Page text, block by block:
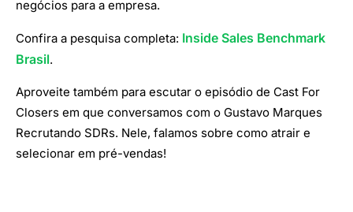
negócios para a empresa.
Confira a pesquisa completa: Inside Sales Benchmark
Brasil.
Aproveite também para escutar o episódio de Cast For
Closers em que conversamos com o Gustavo Marques
Recrutando SDRs. Nele, falamos sobre como atrair e
selecionar em pré-vendas!